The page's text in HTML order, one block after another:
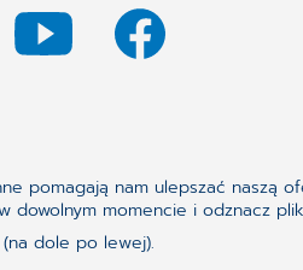
Synchronizing
Należymy do holdingu
producentów
pomagają nam ulepszać naszą
momencie i odznacz
dole po lewej).